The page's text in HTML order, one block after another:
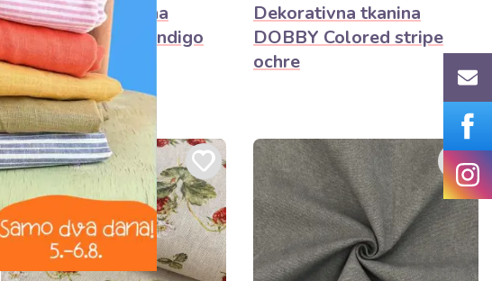
Dekorativna tkanina
Bernadette stripe indigo
Dekorativna tkanina
DOBBY Colored stripe
ochre